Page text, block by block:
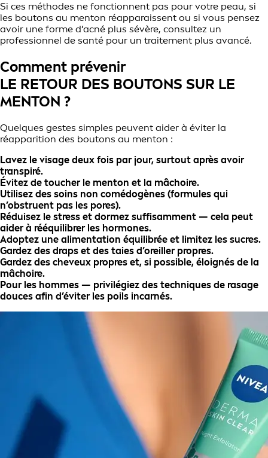
Si ces méthodes ne fonctionnent pas pour votre peau, si
les boutons au menton réapparaissent ou si vous pensez
avoir une forme d’acné plus sévère, consultez un
professionnel de santé pour un traitement plus avancé.
Comment prévenir
LE RETOUR DES BOUTONS SUR LE
MENTON ?
Quelques gestes simples peuvent aider à éviter la
réapparition des boutons au menton :
Lavez le visage deux fois par jour, surtout après avoir
transpiré.
Évitez de toucher le menton et la mâchoire.
Utilisez des soins non comédogènes (formules qui
n’obstruent pas les pores).
Réduisez le stress et dormez suffisamment — cela peut
aider à rééquilibrer les hormones.
Adoptez une alimentation équilibrée et limitez les sucres.
Gardez des draps et des taies d’oreiller propres.
Gardez des cheveux propres et, si possible, éloignés de la
mâchoire.
Pour les hommes — privilégiez des techniques de rasage
douces afin d’éviter les poils incarnés.